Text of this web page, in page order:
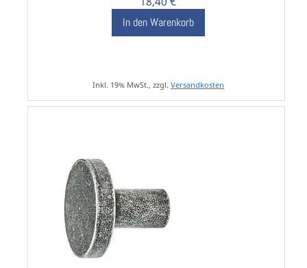
In den Warenkorb
Inkl. 19% MwSt., zzgl. Versandkosten